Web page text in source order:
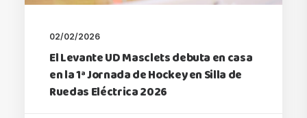
02/02/2026
El Levante UD Masclets debuta en casa
en la 1ª Jornada de Hockey en Silla de
Ruedas Eléctrica 2026